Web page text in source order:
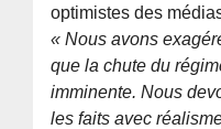
optimistes des
« Nous avons
que la chute du
imminente. Nous
les faits avec